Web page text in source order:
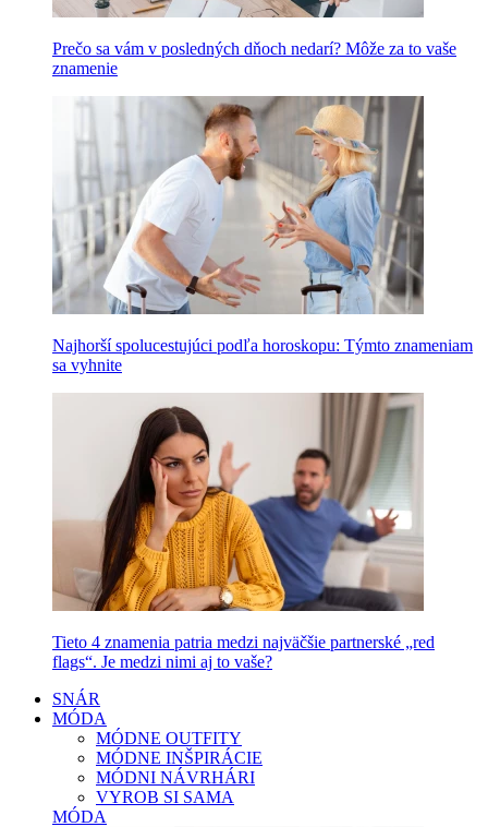
Prečo sa vám v posledných dňoch nedarí? Môže za to vaše
znamenie
Najhorší spolucestujúci podľa horoskopu: Týmto znameniam
sa vyhnite
Tieto 4 znamenia patria medzi najväčšie partnerské „red
flags“. Je medzi nimi aj to vaše?
SNÁR
MÓDA
MÓDNE OUTFITY
MÓDNE INŠPIRÁCIE
MÓDNI NÁVRHÁRI
VYROB SI SAMA
MÓDA